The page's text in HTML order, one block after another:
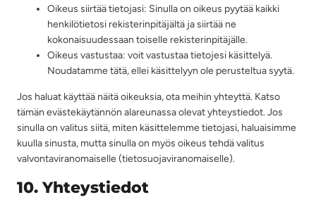
Oikeus siirtää tietojasi: Sinulla on oikeus pyytää kaikki
henkilötietosi rekisterinpitäjältä ja siirtää ne
kokonaisuudessaan toiselle rekisterinpitäjälle.
Oikeus vastustaa: voit vastustaa tietojesi käsittelyä.
Noudatamme tätä, ellei käsittelyyn ole perusteltua syytä.
Jos haluat käyttää näitä oikeuksia, ota meihin yhteyttä. Katso
tämän evästekäytännön alareunassa olevat yhteystiedot. Jos
sinulla on valitus siitä, miten käsittelemme tietojasi, haluaisimme
kuulla sinusta, mutta sinulla on myös oikeus tehdä valitus
valvontaviranomaiselle (tietosuojaviranomaiselle).
10. Yhteystiedot